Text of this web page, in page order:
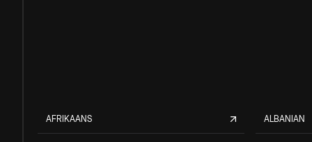
AFRIKAANS ALBANIAN